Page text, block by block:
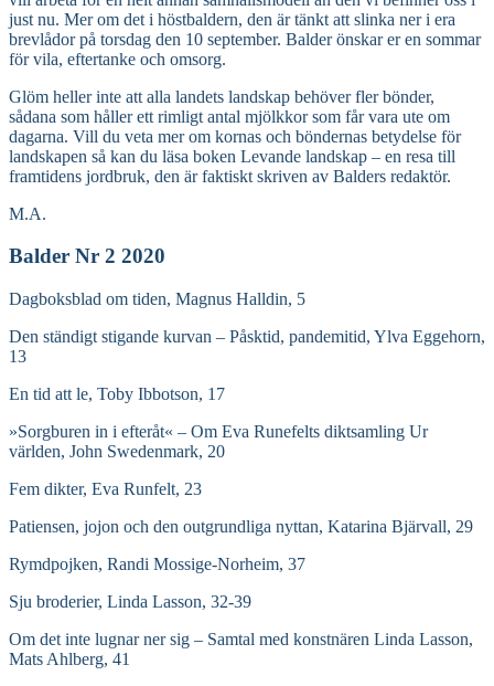
just nu. Mer om det i höstbaldern, den är tänkt att slinka ner i era
brevlådor på torsdag den 10 september. Balder önskar er en sommar
för vila, eftertanke och omsorg.
Glöm heller inte att alla landets landskap behöver fler bönder,
sådana som håller ett rimligt antal mjölkkor som får vara ute om
dagarna. Vill du veta mer om kornas och böndernas betydelse för
landskapen så kan du läsa boken Levande landskap – en resa till
framtidens jordbruk, den är faktiskt skriven av Balders redaktör.
M.A.
Balder Nr 2 2020
Dagboksblad om tiden, Magnus Halldin, 5
Den ständigt stigande kurvan – Påsktid, pandemitid, Ylva Eggehorn,
13
En tid att le, Toby Ibbotson, 17
»Sorgburen in i efteråt« – Om Eva Runefelts diktsamling Ur
världen, John Swedenmark, 20
Fem dikter, Eva Runfelt, 23
Patiensen, jojon och den outgrundliga nyttan, Katarina Bjärvall, 29
Rymdpojken, Randi Mossige-Norheim, 37
Sju broderier, Linda Lasson, 32-39
Om det inte lugnar ner sig – Samtal med konstnären Linda Lasson,
Mats Ahlberg, 41